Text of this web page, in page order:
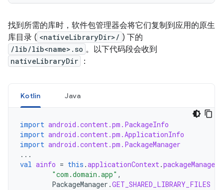
找到所需的库时，软件包管理器会将它们复制到应用的原生
库目录 ( <nativeLibraryDir>/ ) 下的
/lib/lib<name>.so 。以下代码段会收到
nativeLibraryDir ：
Kotlin Java
import android.content.pm.PackageInfo
import android.content.pm.ApplicationInfo
import android.content.pm.PackageManager
...
val ainfo = this .applicationContext.packageManager
"com.domain.app" ,
PackageManager .GET_SHARED_LIBRARY_FILES